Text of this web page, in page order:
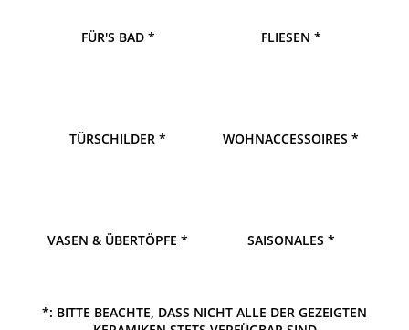
FÜR'S BAD * FLIESEN *
TÜRSCHILDER * WOHNACCESSOIRES *
VASEN & ÜBERTÖPFE * SAISONALES *
*: BITTE BEACHTE, DASS NICHT ALLE DER GEZEIGTEN